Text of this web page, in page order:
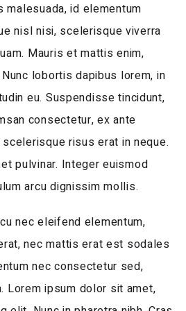
id elementum
nisl nisi, scelerisque viverra
Mauris et mattis enim,
lobortis dapibus lorem, in
eu. Suspendisse tincidunt,
consectetur, ex ante
risus erat in neque.
pulvinar. Integer euismod
arcu dignissim mollis.
nec eleifend elementum,
nec mattis erat est sodales
nec consectetur sed,
Lorem ipsum dolor sit amet,